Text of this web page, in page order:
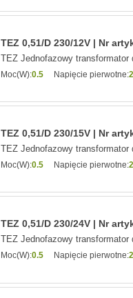
TEZ 0,51/D 230/12V | Nr
TEZ Jednofazowy transformator
Moc(W):0.5 Napięcie pierwotne:
TEZ 0,51/D 230/15V | Nr
TEZ Jednofazowy transformator
Moc(W):0.5 Napięcie pierwotne:
TEZ 0,51/D 230/24V | Nr
TEZ Jednofazowy transformator
Moc(W):0.5 Napięcie pierwotne: